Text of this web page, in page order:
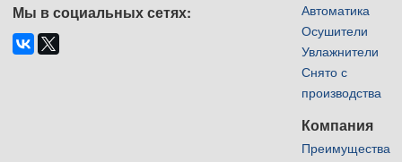
Мы в социальных сетях:
Автоматика
Осушители
Увлажнители
Снято с
производства
Компания
Преимущества